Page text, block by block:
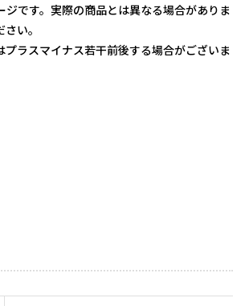
です。実際の商品とは異なる場合がありま
い。
ラスマイナス若干前後する場合がございま